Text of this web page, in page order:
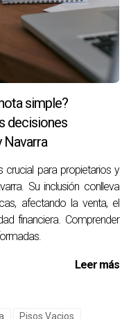
por Whatsapp
cuidado pero si
todo preciso o que
encantada de que me
Gracias.
simple?
decisiones
Navarra
crucial para propietarios y
Su inclusión conlleva
afectando la venta, el
financiera. Comprender
Leer más
Pisos Vacios